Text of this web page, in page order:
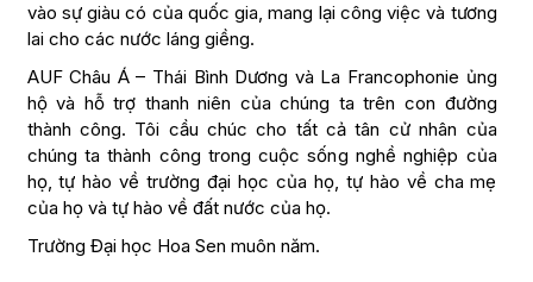
vào sự giàu có của quốc gia, mang lại công việc và tương
lai cho các nước láng giềng.
AUF Châu Á – Thái Bình Dương và La Francophonie ủng
hộ và hỗ trợ thanh niên của chúng ta trên con đường
thành công. Tôi cầu chúc cho tất cả tân cử nhân của
chúng ta thành công trong cuộc sống nghề nghiệp của
họ, tự hào về trường đại học của họ, tự hào về cha mẹ
của họ và tự hào về đất nước của họ.
Trường Đại học Hoa Sen muôn năm.